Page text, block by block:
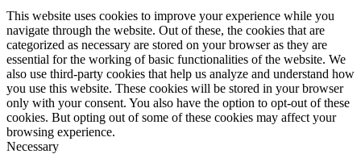
This website uses cookies to improve your experience while you
navigate through the website. Out of these, the cookies that are
categorized as necessary are stored on your browser as they are
essential for the working of basic functionalities of the website. We
also use third-party cookies that help us analyze and understand how
you use this website. These cookies will be stored in your browser
only with your consent. You also have the option to opt-out of these
cookies. But opting out of some of these cookies may affect your
browsing experience.
Necessary